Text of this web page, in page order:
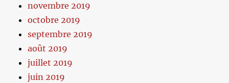
novembre 2019
octobre 2019
septembre 2019
août 2019
juillet 2019
juin 2019